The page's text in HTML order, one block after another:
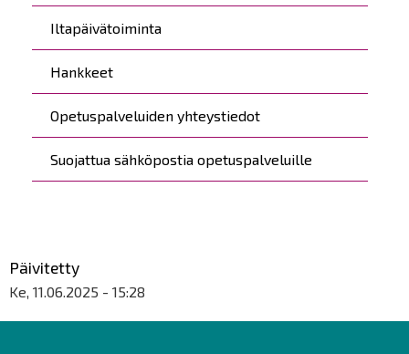
Iltapäivätoiminta
Hankkeet
Opetuspalveluiden yhteystiedot
Suojattua sähköpostia opetuspalveluille
Päivitetty
Ke, 11.06.2025 - 15:28